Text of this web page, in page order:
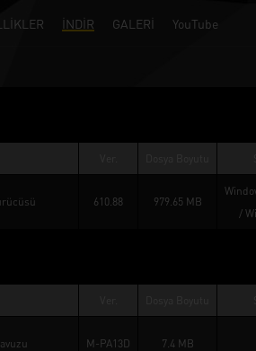
İNDİR GALERİ YouTube
610.88 979.65 MB
/
M-PA13D 7.4 MB